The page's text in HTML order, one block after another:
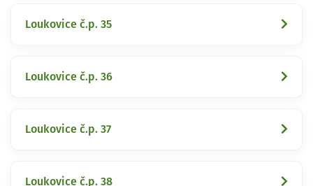
Loukovice č.p. 35
Loukovice č.p. 36
Loukovice č.p. 37
Loukovice č.p. 38